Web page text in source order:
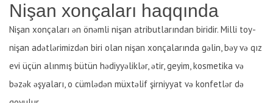
Nişan xonçaları haqqında
Nişan xonçaları ən önəmli nişan atributlarından biridir. Milli toy-
nişan adətlərimizdən biri olan nişan xonçalarında gəlin, bəy və qız
evi üçün alınmış bütün hədiyyəliklər, ətir, geyim, kosmetika və
bəzək əşyaları, o cümlədən müxtəlif şirniyyat və konfetlər də